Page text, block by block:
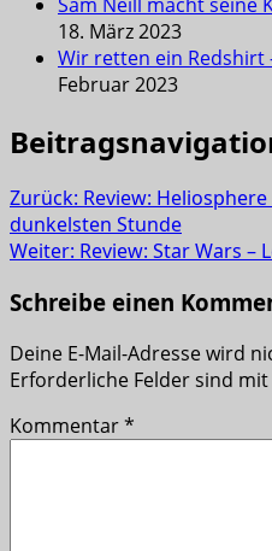
18. März 2023
Wir retten ein Redshirt
Februar 2023
Zurück: Review:
dunkelsten Stunde
Weiter: Review: Star Wars –
Schreibe einen
Deine E-Mail-Adresse wird
Erforderliche Felder sind mit
Kommentar*